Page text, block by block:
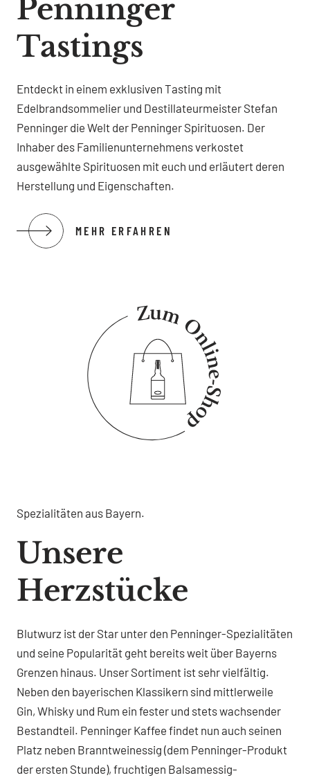
Penninger
Tastings
Entdeckt in einem exklusiven Tasting mit
Edelbrandsommelier und Destillateurmeister Stefan
Penninger die Welt der Penninger Spirituosen. Der
Inhaber des Familienunternehmens verkostet
ausgewählte Spirituosen mit euch und erläutert deren
Herstellung und Eigenschaften.
MEHR ERFAHREN
Spezialitäten aus Bayern.
Unsere
Herzstücke
Blutwurz ist der Star unter den Penninger-Spezialitäten
und seine Popularität geht bereits weit über Bayerns
Grenzen hinaus. Unser Sortiment ist sehr vielfältig.
Neben den bayerischen Klassikern sind mittlerweile
Gin, Whisky und Rum ein fester und stets wachsender
Bestandteil. Penninger Kaffee findet nun auch seinen
Platz neben Branntweinessig (dem Penninger-Produkt
der ersten Stunde), fruchtigen Balsamessig-